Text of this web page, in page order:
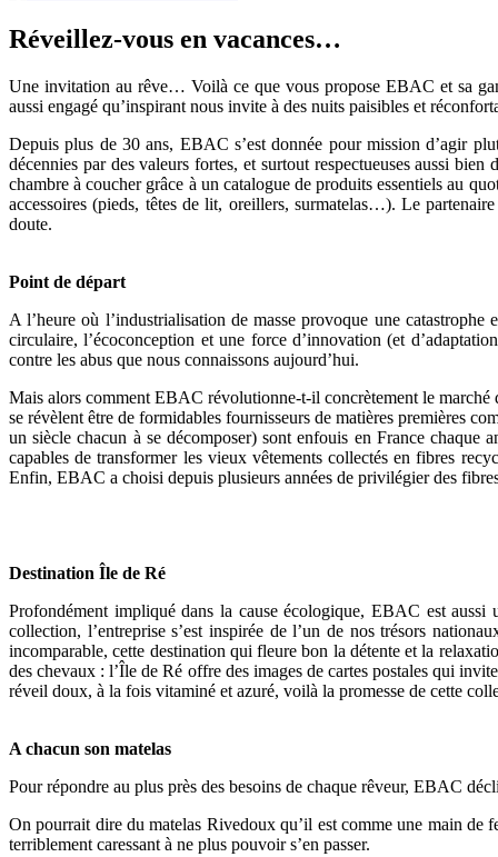
Réveillez-vous en vacances…
Une invitation au rêve… Voilà ce que vous propose EBAC et sa
aussi engagé qu’inspirant nous invite à des nuits paisibles et
Depuis plus de 30 ans, EBAC s’est donnée pour mission d’agir
décennies par des valeurs fortes, et surtout respectueuses aussi
chambre à coucher grâce à un catalogue de produits essentiels au
accessoires (pieds, têtes de lit, oreillers, surmatelas…). Le
doute.
Point de départ
A l’heure où l’industrialisation de masse provoque une
circulaire, l’écoconception et une force d’innovation (et
contre les abus que nous connaissons aujourd’hui.
Mais alors comment EBAC révolutionne-t-il concrètement le marché
se révèlent être de formidables fournisseurs de matières premières
un siècle chacun à se décomposer) sont enfouis en France
capables de transformer les vieux vêtements collectés en fibres
Enfin, EBAC a choisi depuis plusieurs années de privilégier des
Destination Île de Ré
Profondément impliqué dans la cause écologique, EBAC est
collection, l’entreprise s’est inspirée de l’un de nos trésors
incomparable, cette destination qui fleure bon la détente et la
des chevaux : l’Île de Ré offre des images de cartes postales qui
réveil doux, à la fois vitaminé et azuré, voilà la promesse de cette
A chacun son matelas
Pour répondre au plus près des besoins de chaque rêveur, EBAC
On pourrait dire du matelas Rivedoux qu’il est comme une main
terriblement caressant à ne plus pouvoir s’en passer.